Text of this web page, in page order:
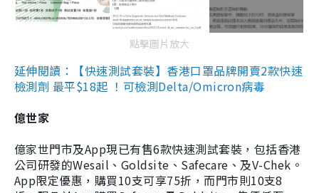
點擊圖片放大
延伸閱讀：【快速測試套裝】香港口罩品牌開賣2款快速
檢測劑 最平$18起 ！可檢測Delta/Omicron病毒
億世家
億家世門市及App現已有售6款快速測試套裝，包括香港
公司研發的Wesail、Goldsite、Safecare、及V-Chek。
App限定優惠，購買10支可享75折，而門市則10支8